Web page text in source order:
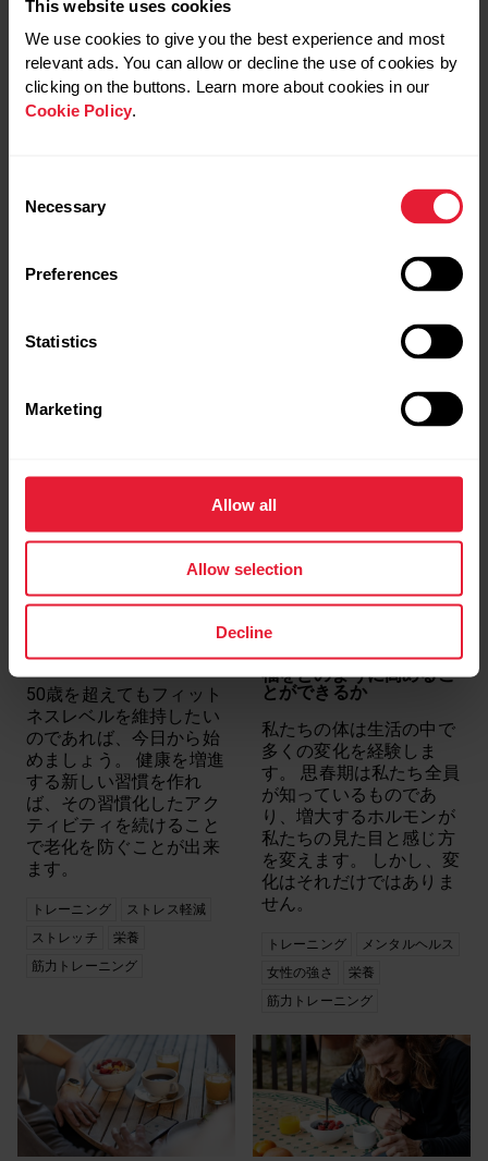
This website uses cookies
We use cookies to give you the best experience and most
relevant ads. You can allow or decline the use of cookies by
clicking on the buttons. Learn more about cookies in our
Cookie Policy.
Selection
Necessary
Preferences
Statistics
Marketing
Allow all
Allow selection
Decline
を摂取することで、私た
と生活満足度の関係」が
トレーニング
適切なタンパク質摂取量
食事で取りたいですか？
最適な植物性タンパク質
食事の中で摂取するのか
秘訣を教えましょう。
ヴィーガン
５０歳を超えても強く・
しなやかに・健康的にな
るには
50歳を超えてもフィット
ネスレベルを維持したい
のであれば、今日から始
めましょう。 健康を増進
する新しい習慣を作れ
ば、その習慣化したアク
ティビティを続けること
で老化を防ぐことが出来
ます。
トレーニング
ストレス軽減
ストレッチ
栄養
筋力トレーニング
とエクササイズ：運動と
食事があなたの健康と幸
福をどのように高めるこ
とができるか
私たちの体は生活の中で
多くの変化を経験しま
す。 思春期は私たち全員
が知っているものであ
り、増大するホルモンが
私たちの見た目と感じ方
を変えます。 しかし、変
化はそれだけではありま
せん。
トレーニング
メンタルヘルス
女性の強さ
栄養
筋力トレーニング